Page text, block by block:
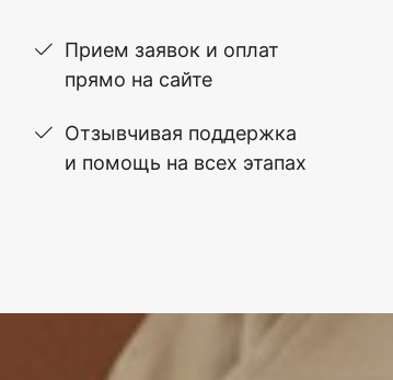
Прием заявок и оплат
прямо на сайте
Отзывчивая поддержка
и помощь на всех этапах